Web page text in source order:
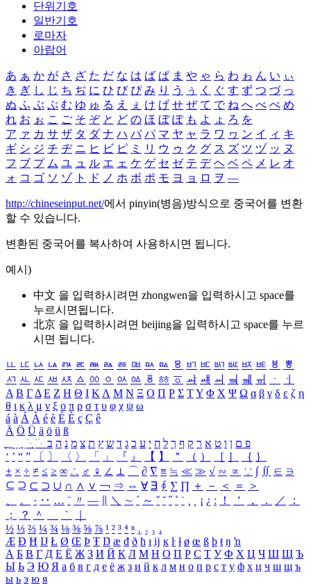
단위기호
일반기호
로마자
아랍어
あ ぁ か が さ ざ た だ な は ば ぱ ま や ゃ ら わ ゎ ん い ぃ
き ぎ し じ ち ぢ に ひ び ぴ み り う ぅ く ぐ す ず つ づ っ
ぬ ふ ぶ ぷ む ゆ ゅ る え ぇ け げ せ ぜ て で ね へ べ ぺ め
れ お ぉ こ ご そ ぞ と ど の ほ ぼ ぽ も よ ょ ろ を
ア ァ カ サ ザ タ ダ ナ ハ バ パ マ ヤ ャ ラ ワ ヮ ン イ ィ キ
ギ シ ジ チ ヂ ニ ヒ ビ ピ ミ リ ウ ゥ ク グ ス ズ ツ ヅ ッ ヌ
フ ブ プ ム ユ ュ ル エ ェ ケ ゲ セ ゼ テ デ ヘ ベ ペ メ レ オ
ォ コ ゴ ソ ゾ ト ド ノ ホ ボ ポ モ ヨ ョ ロ ヲ ―
http://chineseinput.net/에서 pinyin(병음)방식으로 중국어를 변환
할 수 있습니다.
변환된 중국어를 복사하여 사용하시면 됩니다.
예시)
中文 을 입력하시려면 zhongwen을 입력하시고 space를
누르시면됩니다.
北京 을 입력하시려면 beijing을 입력하시고 space를 누르
시면 됩니다.
ㅥ ㅦ ㅧ ㅨ ㅩ ㅪ ㅫ ㅬ ㅭ ㅮ ㅯ ㅰ ㅱ ㅲ ㅳ ㅴ ㅵ ㅶ ㅷ ㅸ
ㅹ
ㅺ ㅻ ㅼ ㅽ ㅾ ㅿ ㆀ ㆁ ㆂ ㆃ ㆄ ㆅ ㆆ ㆇ ㆈ ㆉ ㆊ ㆋ ㆌ ㆍ
ㆎ
Α Β ΓΔ Ε Ζ Η Θ Ι ΚΛ Μ Ν Ξ Ο Π Ρ Σ ΤΥ Φ Χ Ψ Ω α β γ δ ε ζ η
θ ι κ λ μ ν ξ ο π ρ σ τ υ φ χ ψ ω
á à Á À é è É È ç Ç ê
Ä Ö Ü ä ö ü ß
ִֶֹ ֻּ ׁׂ פ ם ן ו ט א ר ק ף ך ל ח י ע כ ג ד ש ץ ת צ מ נ ה ב
‘ ’ “ ” 〔 〕 〈 〉 「 」 『 』 【 】 ＂ （ ） ［ ］ ｛ ｝
± × ÷ ≠ ≤ ≥ ∞ ∴ ♂ ♀ ∠ ⊥ ⌒ ∂ ∇ ≡ ≒ ≪ ≫ √ ∽ ∝ ∵ ∫ ∬ ∈ ∋
⊆ ⊇ ⊂ ⊃ ∪ ∩ ∧ ∨ ￢ ⇒ ⇔ ∀ ∃ ∮ ∑ ∏ ＋ － ＜ ＝
＞
、
。 · ‥ … ¨ 〃 ― ＼ ∼ ´ ～ ˇ ˘ ˝ ˚ ˙ ¸ ¡ ¿ ː ！ ＇ ， ． ／
：
；
？ ＾ ｀
½ ⅓ ⅔ ¼ ¾ ⅛ ⅜ ⅝ ⅞ ¹ ² ³ ⁴ ⁿ ₁ ₂ ₃ ₄
Æ Ð Ħ Ĳ Ł Ø Œ Þ Ŧ Ŋ æ đ ð ħ ı ĳ ĸ ŀ ł ø œ ß þ ŧ ŋ ŉ
А Б В Г Д Е Ё Ж З И Й К Л М Н О П Р С Т У Ф Х Ц Ч Ш Щ Ъ
Ы Ь Э Ю Я а б в г д е ё ж з и й к л м н о п р с т у ф х ц ч ш щ ъ
ы ь э ю я